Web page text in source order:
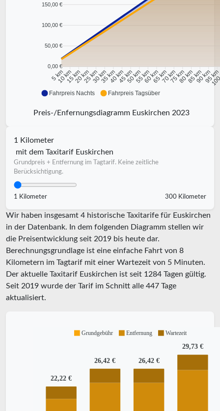
150,00 €
100,00 €
50,00 €
0,00 €
5 km
10 km15 km20 km25 km30 km35 km40 km45 km50 km55 km60 km65 km70 km75 km80 km85 km90 km95 km
Fahrpreis Nachts Fahrpreis Tagsüber
Preis-/Enfernungsdiagramm Euskirchen 2023
1 Kilometer
mit dem Taxitarif Euskirchen
Grundpreis + Entfernung im Tagtarif. Keine zeitliche
Berücksichtigung.
1 Kilometer 300 Kilometer
Wir haben insgesamt 4 historische Taxitarife für Euskirchen
in der Datenbank. In dem folgenden Diagramm stellen wir
die Preisentwicklung seit 2019 bis heute dar.
Berechnungsgrundlage ist eine einfache Fahrt von 8
Kilometern im Tagtarif mit einer Wartezeit von 5 Minuten.
Der aktuelle Taxitarif Euskirchen ist seit 1284 Tagen gültig.
Seit 2019 wurde der Tarif im Schnitt alle 447 Tage
aktualisiert.
22,22 €
26,42 € 26,42 €
29,73 €
Grundgebühr Entfernung Wartezeit